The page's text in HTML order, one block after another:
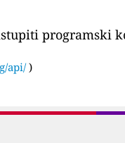
programski
api/ )